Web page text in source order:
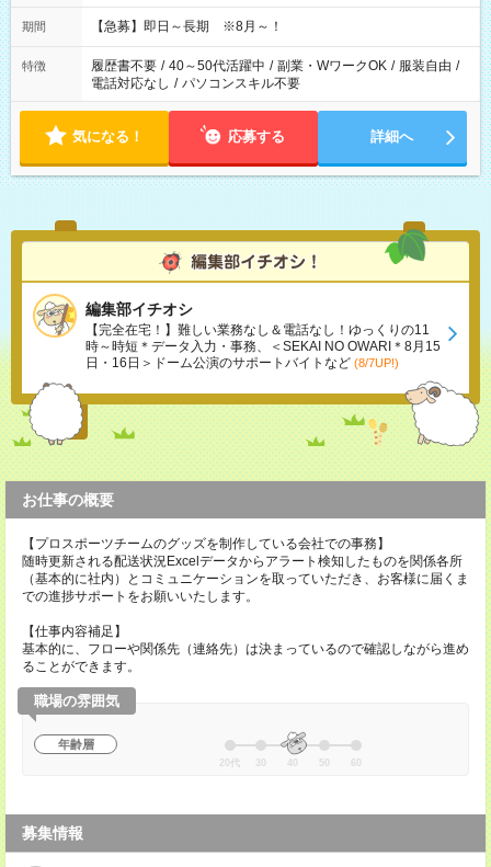
期間 【急募】即日～長期 ※8月～！
特徴 履歴書不要 / 40～50代活躍中 / 副業・WワークOK / 服装自由 /
電話対応なし / パソコンスキル不要
気になる！ 応募する 詳細へ
編集部イチオシ
【完全在宅！】難しい業務なし＆電話なし！ゆっくりの11
時～時短＊データ入力・事務、＜SEKAI NO OWARI＊8月15
日・16日＞ドーム公演のサポートバイトなど (8/7UP!)
お仕事の概要
【プロスポーツチームのグッズを制作している会社での事務】
随時更新される配送状況Excelデータからアラート検知したものを関係各所
（基本的に社内）とコミュニケーションを取っていただき、お客様に届くま
での進捗サポートをお願いいたします。
【仕事内容補足】
基本的に、フローや関係先（連絡先）は決まっているので確認しながら進め
ることができます。
職場の雰囲気
年齢層
20代 30 40 50 60
募集情報